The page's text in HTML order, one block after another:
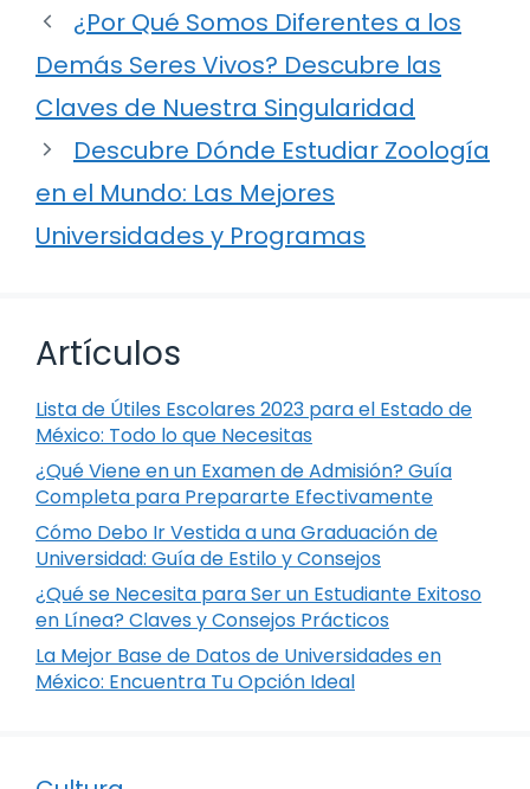
¿Por Qué Somos Diferentes a los
Demás Seres Vivos? Descubre las
Claves de Nuestra Singularidad
Descubre Dónde Estudiar Zoología
en el Mundo: Las Mejores
Universidades y Programas
Artículos
Lista de Útiles Escolares 2023 para el Estado de
México: Todo lo que Necesitas
¿Qué Viene en un Examen de Admisión? Guía
Completa para Prepararte Efectivamente
Cómo Debo Ir Vestida a una Graduación de
Universidad: Guía de Estilo y Consejos
¿Qué se Necesita para Ser un Estudiante Exitoso
en Línea? Claves y Consejos Prácticos
La Mejor Base de Datos de Universidades en
México: Encuentra Tu Opción Ideal